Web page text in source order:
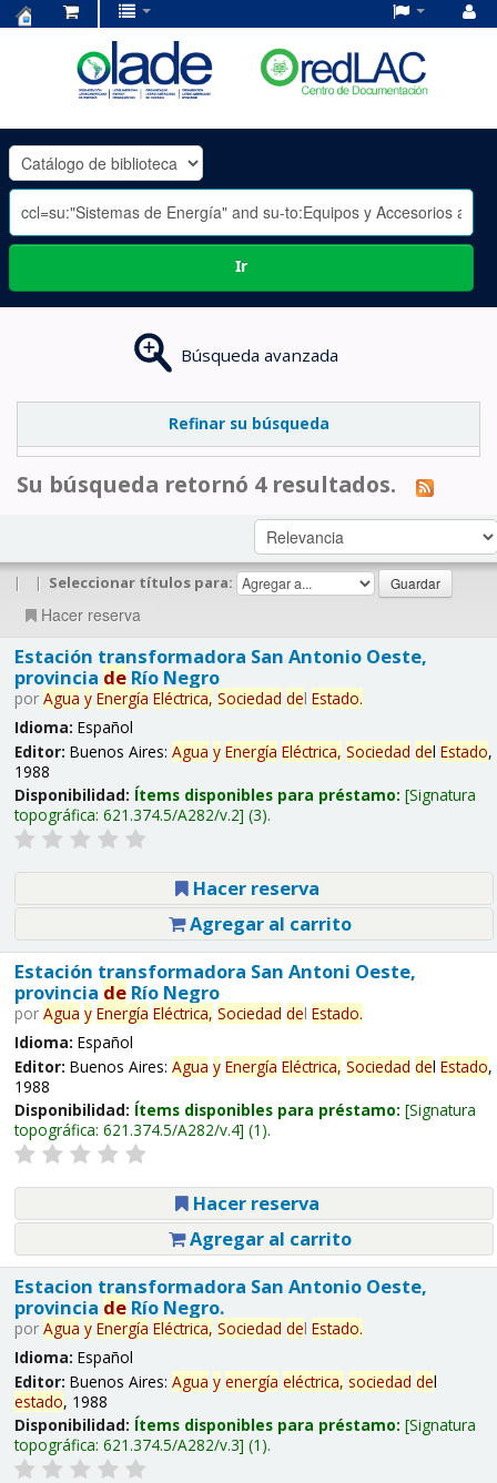
OLADE
-
Ir
Búsqueda avanzada
Refinar su búsqueda
Su búsqueda retornó 4 resultados.
| | Seleccionar títulos para:
Hacer reserva
Estación transformadora San Antonio Oeste,
provincia deRío Negro
por Agua y Energía Eléctrica, Sociedad del Estado.
Idioma: Español
Editor: Buenos Aires: Agua y Energía Eléctrica, Sociedad del Estado,
1988
Disponibilidad: Ítems disponibles para préstamo: Signatura
topográfica: 621.374.5/A282/v.2 (3).
Hacer reserva
Agregar al carrito
Estación transformadora San Antoni Oeste,
provincia deRío Negro
por Agua y Energía Eléctrica, Sociedad del Estado.
Idioma: Español
Editor: Buenos Aires: Agua y Energía Eléctrica, Sociedad del Estado,
1988
Disponibilidad: Ítems disponibles para préstamo: Signatura
topográfica: 621.374.5/A282/v.4 (1).
Hacer reserva
Agregar al carrito
Estacion transformadora San Antonio Oeste,
provincia deRío Negro.
por Agua y Energía Eléctrica, Sociedad del Estado.
Idioma: Español
Editor: Buenos Aires: Agua y energía eléctrica, sociedad del
estado, 1988
Disponibilidad: Ítems disponibles para préstamo: Signatura
topográfica: 621.374.5/A282/v.3 (1).